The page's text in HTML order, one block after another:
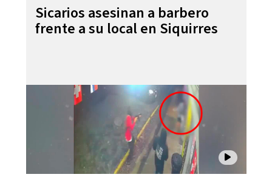
Sicarios asesinan a barbero
frente a su local en Siquirres